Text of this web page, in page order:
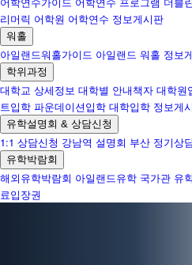
리머릭 어학원 어학연수 정보게시판
워홀
아일랜드워홀가이드 아일랜드 워홀 정보
학위과정
대학교 상세정보 대학별 안내책자 대학원
트입학 파운데이션입학 대학입학 정보게
유학설명회 & 상담신청
1:1 상담신청 강남역 설명회 부산 정기상
유학박람회
해외유학박람회 아일랜드유학 국가관 유
료입장권